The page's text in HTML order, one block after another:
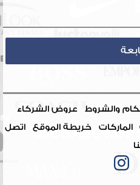
والشروط
عروض الشركاء
الماركات خريطة الموقع
اتصل